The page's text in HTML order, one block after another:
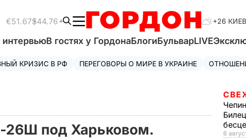
€51.67$44.76 +26 КИЕВ
интервьюВ гостях у ГордонаБлогиБульварLIVE
КРИЗИС В РФ ПЕРЕГОВОРЫ О МИРЕ В УКРАИНЕ
26Ш под Харьковом.
6